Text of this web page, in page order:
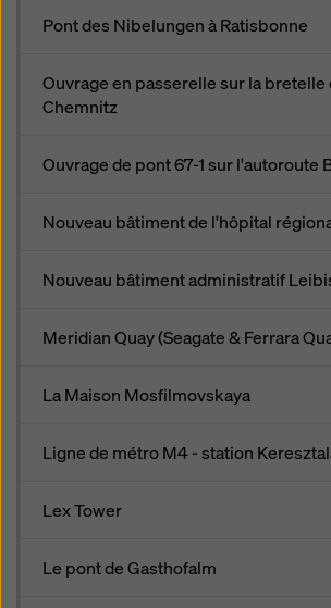
Pont des Nibelungen à Ratisbonne
Ouvrage en passerelle sur la
Chemnitz
Ouvrage de pont 67-1 sur l'autoroute
Nouveau bâtiment de l'hôpital
Nouveau bâtiment administratif
Meridian Quay (Seagate & Ferrara
La Maison Mosfilmovskaya
Ligne de métro M4 - station
Lex Tower
Le pont de Gasthofalm